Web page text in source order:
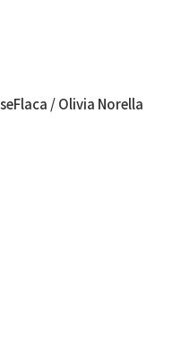
/ Olivia Norella